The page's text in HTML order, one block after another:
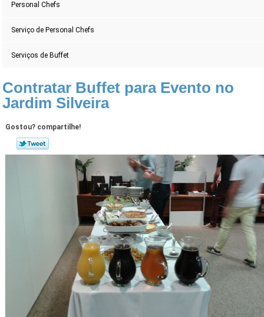
Personal Chefs
Serviço de Personal Chefs
Serviços de Buffet
Contratar Buffet para Evento no
Jardim Silveira
Gostou? compartilhe!